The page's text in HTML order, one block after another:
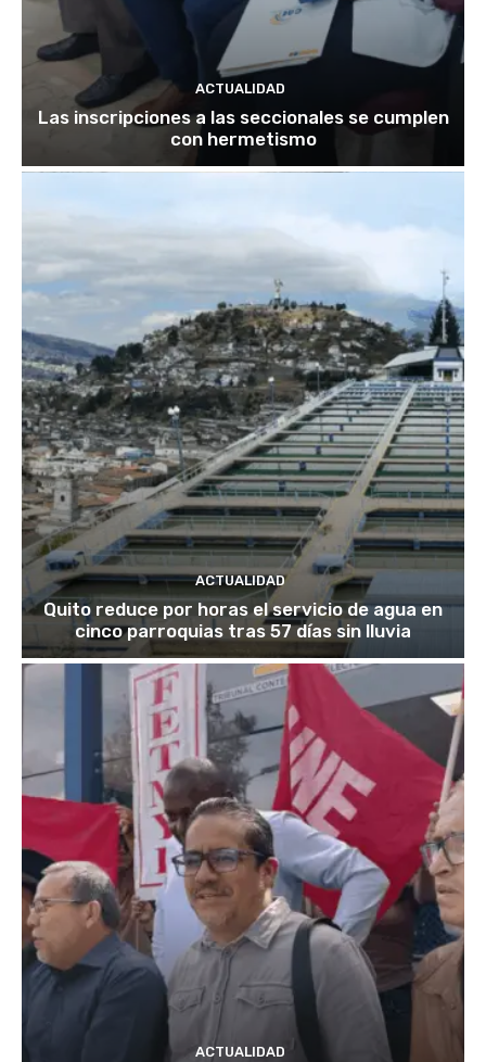
ACTUALIDAD
Las inscripciones a las seccionales se cumplen
con hermetismo
ACTUALIDAD
Quito reduce por horas el servicio de agua en
cinco parroquias tras 57 días sin lluvia
ACTUALIDAD